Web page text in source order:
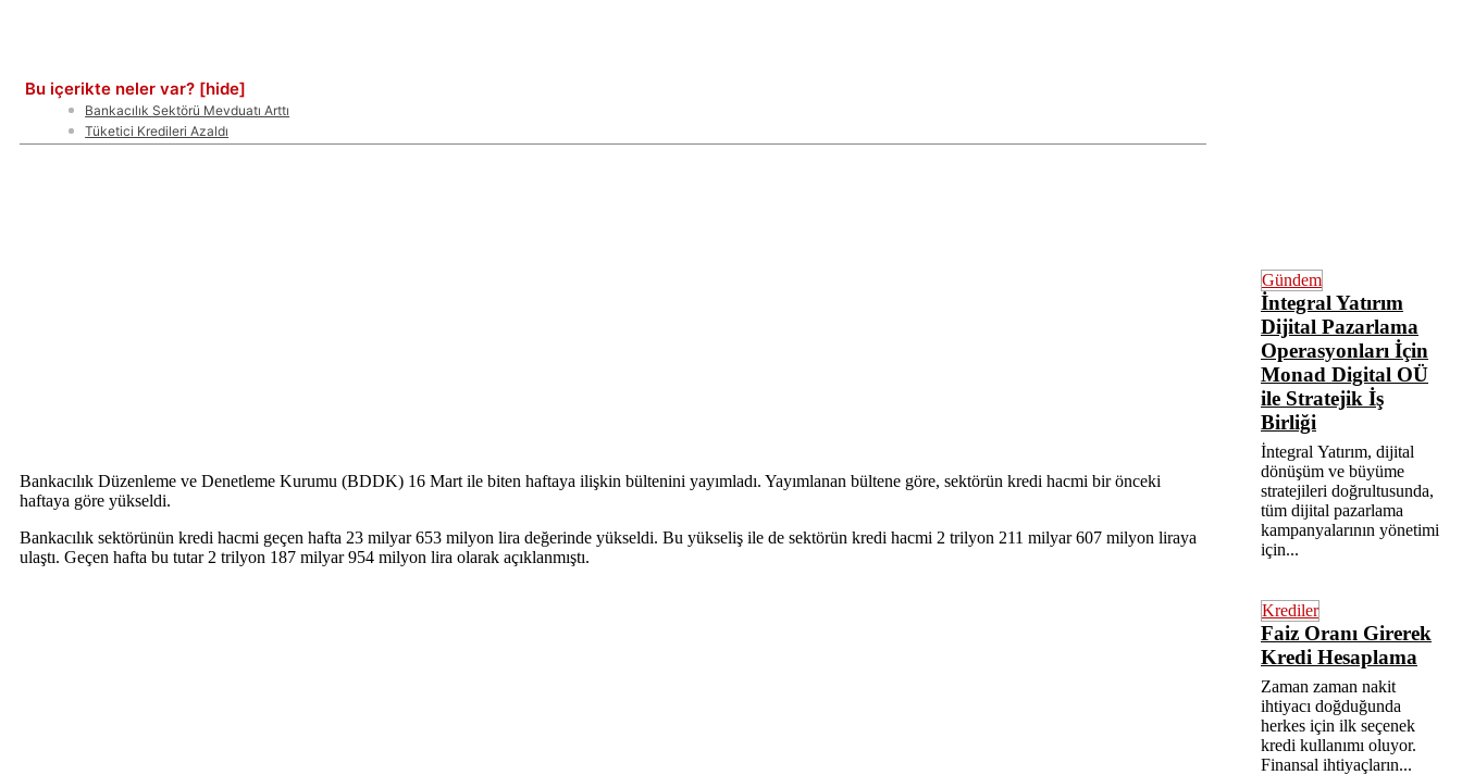
Bu içerikte neler var? [hide]
Bankacılık Sektörü Mevduatı Arttı
Tüketici Kredileri Azaldı
Bankacılık Düzenleme ve Denetleme Kurumu (BDDK) 16 Mart ile biten haftaya ilişkin bültenini yayımladı. Yayımlanan bültene göre, sektörün kredi hacmi bir önceki
haftaya göre yükseldi.
Bankacılık sektörünün kredi hacmi geçen hafta 23 milyar 653 milyon lira değerinde yükseldi. Bu yükseliş ile de sektörün kredi hacmi 2 trilyon 211 milyar 607 milyon liraya
ulaştı. Geçen hafta bu tutar 2 trilyon 187 milyar 954 milyon lira olarak açıklanmıştı.
Gündem
İntegral Yatırım
Dijital Pazarlama
Operasyonları İçin
Monad Digital OÜ
ile Stratejik İş
Birliği
İntegral Yatırım, dijital
dönüşüm ve büyüme
stratejileri doğrultusunda,
tüm dijital pazarlama
kampanyalarının yönetimi
için...
Krediler
Faiz Oranı Girerek
Kredi Hesaplama
Zaman zaman nakit
ihtiyacı doğduğunda
herkes için ilk seçenek
kredi kullanımı oluyor.
Finansal ihtiyaçların...